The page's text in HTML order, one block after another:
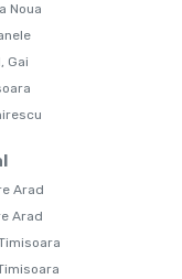
Noua
Gai
Arad
Arad